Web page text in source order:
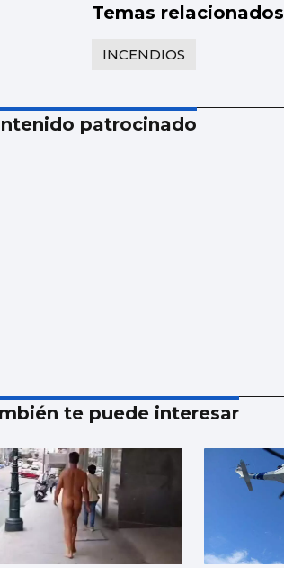
Temas relacionados
INCENDIOS
patrocinado
te puede interesar